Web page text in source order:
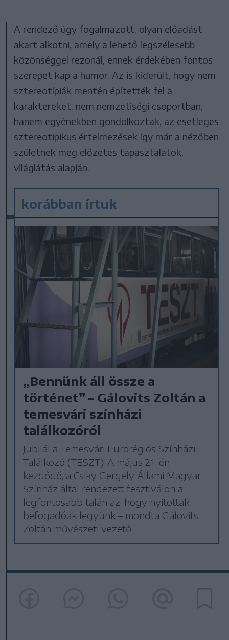
A rendező úgy fogalmazott, olyan előadást
akart alkotni, amely a lehető legszélesebb
közönséggel rezonál, ennek érdekében fontos
szerepet kap a humor. Az is kiderült, hogy nem
sztereotípiák mentén építették fel a
karaktereket, nem nemzetiségi csoportban,
hanem egyénekben gondolkoztak, az esetleges
sztereotipikus értelmezések így már a nézőben
születnek meg előzetes tapasztalatok,
világlátás alapján.
korábban írtuk
„Bennünk áll össze a
történet” – Gálovits Zoltán a
temesvári színházi
találkozóról
Jubilál a Temesvári Eurorégiós Színházi
Találkozó (TESZT). A május 21-én
kezdődő, a Csiky Gergely Állami Magyar
Színház által rendezett fesztiválon a
legfontosabb talán az, hogy nyitottak,
befogadóak legyünk – mondta Gálovits
Zoltán művészeti vezető.